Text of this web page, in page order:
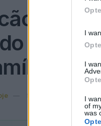
I
I
I
of
was
Eixo
in